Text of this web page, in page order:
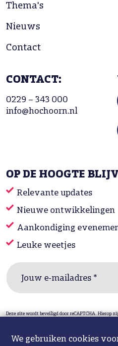
We gebruiken cookies
Thema's
Nieuws
Contact
CONTACT:
0229 – 343 000
info@hochoorn.nl
OP DE HOOGTE
Relevante updates
Nieuwe ontwikkelingen
Aankondiging
Leuke weetjes
Jouw e-mailadres *
Deze site wordt beveiligd door reCAPTCHA. Hierop